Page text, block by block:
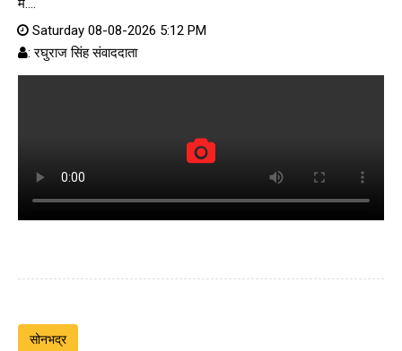
Saturday 08-08-2026 5:12 PM
: रघुराज सिंह संवाददाता
सोनभद्र